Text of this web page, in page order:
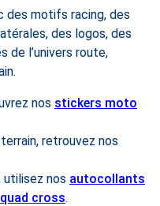
des motifs racing, des
des logos, des
de l’univers route,
nos stickers moto
retrouvez nos
utilisez nos autocollants
cross.